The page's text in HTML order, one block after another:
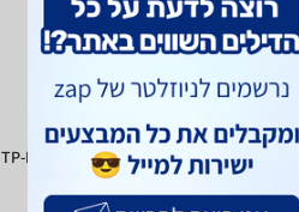
TP-Link Deco M4 Kit 2-Pack